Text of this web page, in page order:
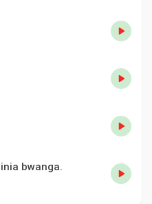
bwanga.